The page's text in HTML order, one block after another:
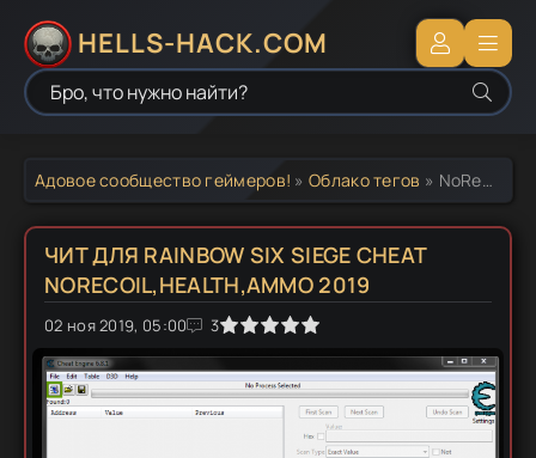
HELLS-HACK.COM
Адовое сообщество геймеров! »Облако тегов » NoRecoil r6siege
ЧИТ ДЛЯ RAINBOW SIX SIEGE CHEAT
NORECOIL,HEALTH,AMMO 2019
02 ноя 2019, 05:00 3
1 2 3 4 5